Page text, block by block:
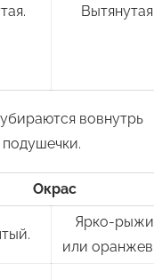
вовнутрь
подушечки.
Окрас
Ярко-
или